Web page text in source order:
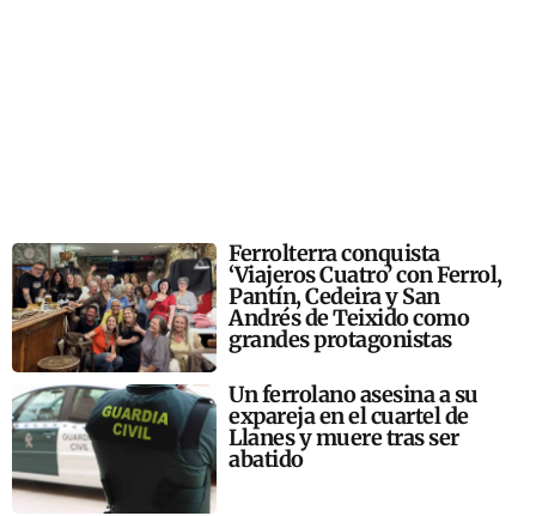
Ferrolterra conquista
‘Viajeros Cuatro’ con Ferrol,
Pantín, Cedeira y San
Andrés de Teixido como
grandes protagonistas
Un ferrolano asesina a su
expareja en el cuartel de
Llanes y muere tras ser
abatido